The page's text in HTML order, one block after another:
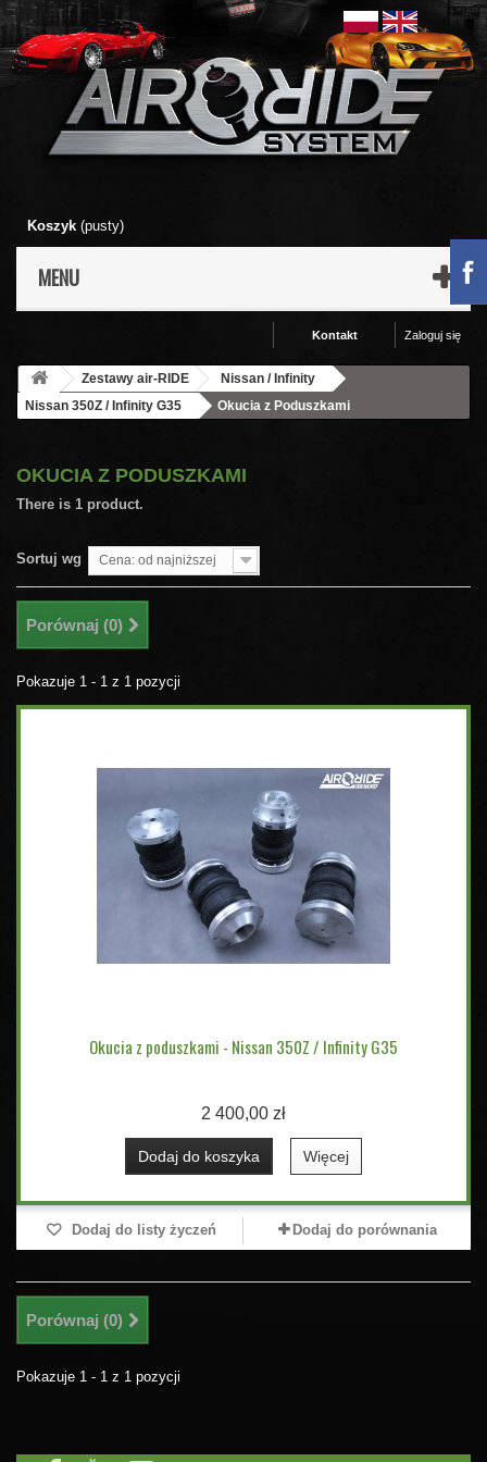
Koszyk (pusty)
MENU
Zaloguj się
Kontakt
Zestawy air-RIDE
Nissan / Infinity
Nissan 350Z / Infinity G35
Okucia z Poduszkami
OKUCIA Z PODUSZKAMI
There is 1 product.
Sortuj wg Cena: od najniższej
Porównaj (0)
Pokazuje 1 - 1 z 1 pozycji
Okucia z poduszkami - Nissan 350Z / Infinity G35
2 400,00 zł
Dodaj do koszyka Więcej
Dodaj do listy życzeń Dodaj do porównania
Porównaj (0)
Pokazuje 1 - 1 z 1 pozycji